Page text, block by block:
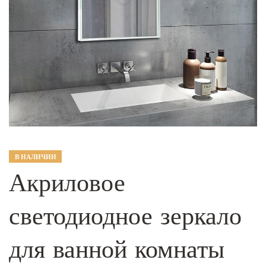
В НАЛИЧИИ
Акриловое
светодиодное зеркало
для ванной комнаты